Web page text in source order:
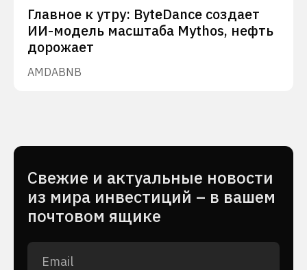
Главное к утру: ByteDance создает
ИИ-модель масштаба Mythos, нефть
дорожает
AMDABNB
Cвежие и актуальные новости
из мира инвестиций – в вашем
почтовом ящике